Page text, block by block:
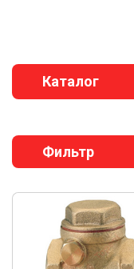
Каталог
Фильтр